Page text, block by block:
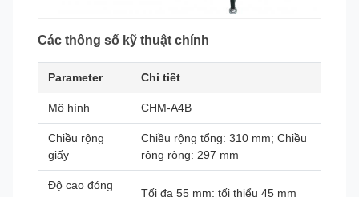
Các thông số kỹ thuật chính
Parameter Chi tiết
Mô hình CHM-A4B
Chiều rộng
giấy
Chiều rộng tổng: 310 mm; Chiều
rộng ròng: 297 mm
Độ cao đóng
Tối đa 55 mm; tối thiểu 45 mm